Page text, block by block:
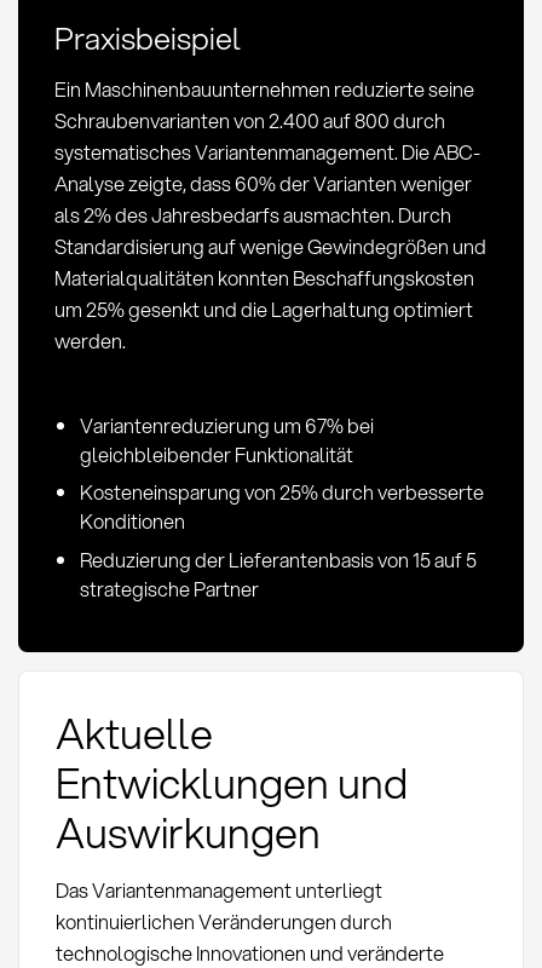
im
Einkauf
Praxisbeispiel
Ein Maschinenbauunternehmen reduzierte seine
Schraubenvarianten von 2.400 auf 800 durch
systematisches Variantenmanagement. Die ABC-
Analyse zeigte, dass 60% der Varianten weniger
als 2% des Jahresbedarfs ausmachten. Durch
Standardisierung auf wenige Gewindegrößen und
Materialqualitäten konnten Beschaffungskosten
um 25% gesenkt und die Lagerhaltung optimiert
werden.
Variantenreduzierung um 67% bei
gleichbleibender Funktionalität
Kosteneinsparung von 25% durch verbesserte
Konditionen
Reduzierung der Lieferantenbasis von 15 auf 5
strategische Partner
Aktuelle
Entwicklungen und
Auswirkungen
Das Variantenmanagement unterliegt
kontinuierlichen Veränderungen durch
technologische Innovationen und veränderte